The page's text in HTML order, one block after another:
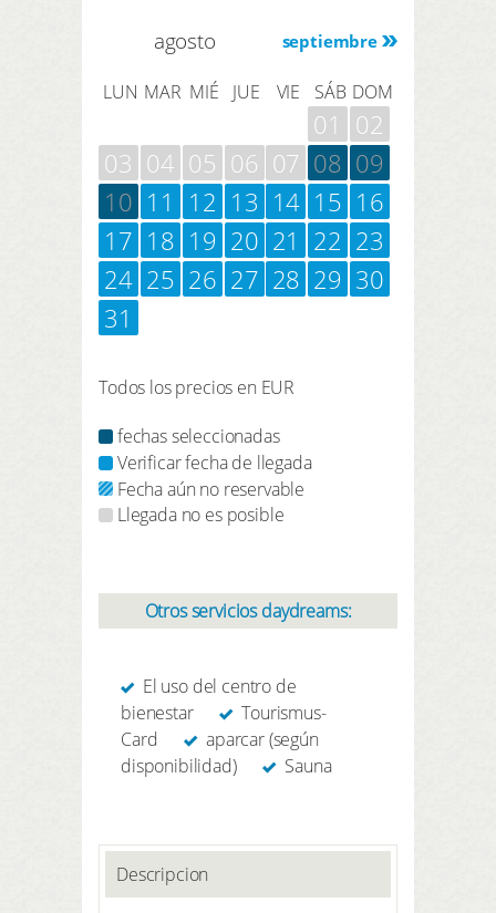
septiembre
agosto
LUN MAR MIÉ JUE VIE SÁB DOM
01
02
03 04 05 06 07 08 09
10 11 12 13 14 15 16
17 18 19 20 21 22 23
24 25 26 27 28 29 30
31
Todos los precios en EUR
fechas seleccionadas
Verificar fecha de llegada
Fecha aún no reservable
Llegada no es posible
Otros servicios daydreams:
El uso del centro de
bienestar
Tourismus-
Card
aparcar (según
disponibilidad)
Sauna
Descripcion